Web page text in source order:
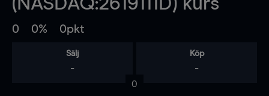
(NASDAQ:2619111D) kurs
0 0% 0pkt
Sälj
-
Köp
-
0